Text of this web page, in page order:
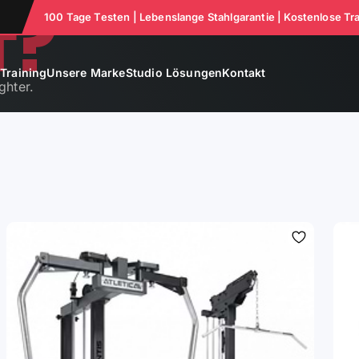
100 Tage Testen | Lebenslange Stahlgarantie | Kostenlose
TrainingUnsere MarkeStudio LösungenKontakt